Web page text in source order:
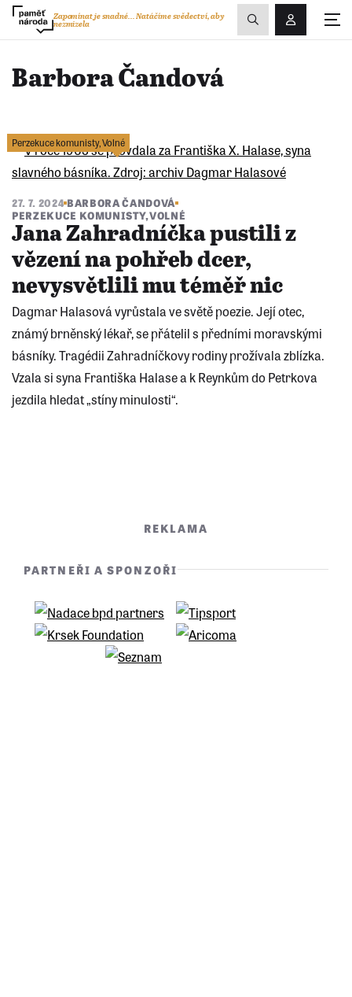
Přihlášení/
Zapomínat je snadné...Natáčíme svědectví, aby
nezmizela
Zobrazit
vyhledávání
Barbora Čandová
Perzekuce komunisty,Volné
27. 7. 2024 BARBORA ČANDOVÁ
PERZEKUCE KOMUNISTY,VOLNÉ
Jana Zahradníčka pustili z
vězení na pohřeb dcer,
nevysvětlili mu téměř nic
Dagmar Halasová vyrůstala ve světě poezie. Její otec,
známý brněnský lékař, se přátelil s předními moravskými
básníky. Tragédii Zahradníčkovy rodiny prožívala zblízka.
Vzala si syna Františka Halase a k Reynkům do Petrkova
jezdila hledat „stíny minulosti“.
REKLAMA
PARTNEŘI A SPONZOŘI